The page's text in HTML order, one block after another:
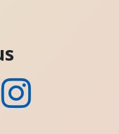
Instagram